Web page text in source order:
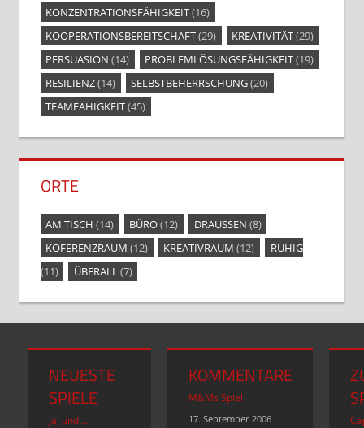
KONZENTRATIONSFÄHIGKEIT(16)
KOOPERATIONSBEREITSCHAFT(29) KREATIVITÄT(29)
PERSUASION (14) PROBLEMLÖSUNGSFÄHIGKEIT(19)
RESILIENZ(14) SELBSTBEHERRSCHUNG(20)
TEAMFÄHIGKEIT(45)
ORTE
AM TISCH (14) BÜRO(12) DRAUSSEN
(8)
KOFERENZRAUM (12) KREATIVRAUM (12)
RUHIG
(11)
ÜBERALL(7)
NEUESTE
SPIELE
Ja, und …
KOMMENTARE
M&Ms Spiel
17. September 2006